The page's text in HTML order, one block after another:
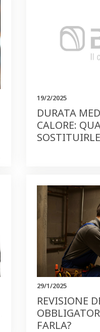
19/2/2025
DURATA
CALORE:
29/1/2025
REVISIONE
FARLA?